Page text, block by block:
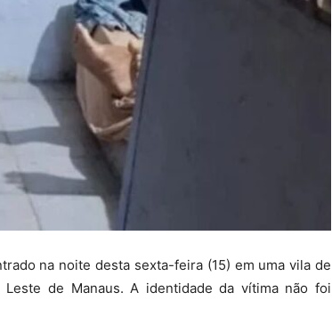
na noite desta sexta-feira (15) em uma vila de
Leste de Manaus. A identidade da vítima não foi